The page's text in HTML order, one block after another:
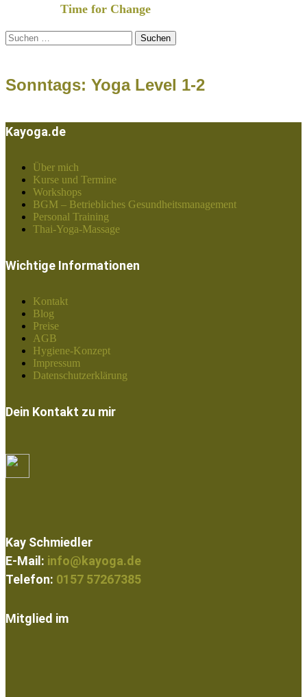
Time for Change
Suchen
nach:
Sonntags: Yoga Level 1-2
Kayoga.de
Über mich
Kurse und Termine
Workshops
BGM – Betriebliches Gesundheitsmanagement
Personal Training
Thai-Yoga-Massage
Wichtige Informationen
Kontakt
Blog
Preise
AGB
Hygiene-Konzept
Impressum
Datenschutzerklärung
Dein Kontakt zu mir
Kay Schmiedler
E-Mail: info@kayoga.de
Telefon: 0157 57267385
Mitglied im